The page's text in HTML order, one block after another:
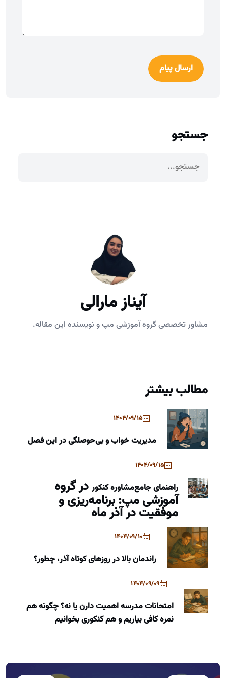
ارسال پیام
جستجو
آیناز مارالی
مشاور تخصصی گروه آموزشی مپ و نویسنده این مقاله.
مطالب بیشتر
1404/09/15
مدیریت خواب و بی‌حوصلگی در این فصل
1404/09/15
راهنمای جامعمشاوره کنکوردر گروه
آموزشی مپ: برنامه‌ریزی و
موفقیت در آذر ماه
1404/09/10
راندمان بالا در روزهای کوتاه آذر، چطور؟
1404/09/09
امتحانات مدرسه اهمیت دارن یا نه؟ چگونه هم
نمره کافی بیاریم و هم کنکوری بخوانیم